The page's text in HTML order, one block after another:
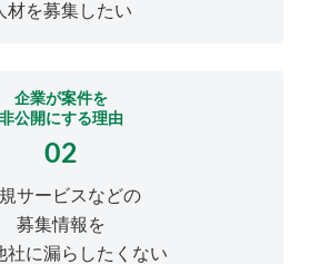
材を募集したい
企業が案件を
非公開にする理由
02
サービスなどの
募集情報を
社に漏らしたくない